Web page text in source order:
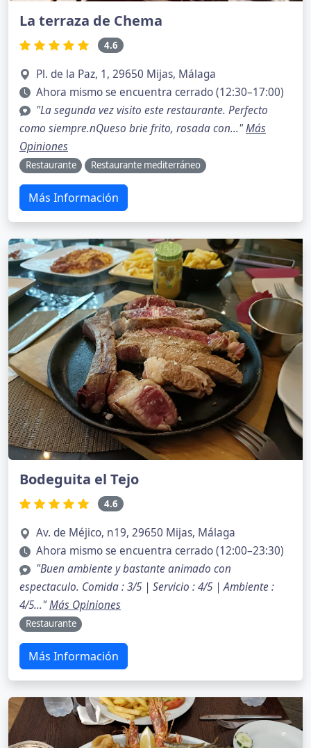
La terraza de Chema
4.6
Pl. de la Paz, 1, 29650 Mijas, Málaga
Ahora mismo se encuentra cerrado (12:30–17:00)
"La segunda vez visito este restaurante. Perfecto
como siempre.nQueso brie frito, rosada con..."Más
Opiniones
Restaurante Restaurante mediterráneo
Más Información
Bodeguita el Tejo
4.6
Av. de Méjico, n19, 29650 Mijas, Málaga
Ahora mismo se encuentra cerrado (12:00–23:30)
"Buen ambiente y bastante animado con
espectaculo. Comida : 3/5 | Servicio : 4/5 | Ambiente :
4/5..."Más Opiniones
Restaurante
Más Información